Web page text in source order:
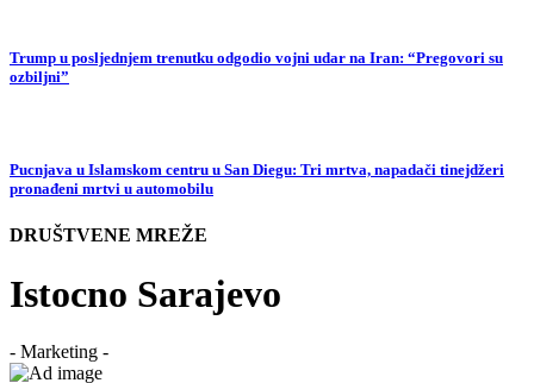
Trump u posljednjem trenutku odgodio vojni udar na Iran: “Pregovori su
ozbiljni”
Pucnjava u Islamskom centru u San Diegu: Tri mrtva, napadači tinejdžeri
pronađeni mrtvi u automobilu
DRUŠTVENE MREŽE
Istocno Sarajevo
- Marketing -